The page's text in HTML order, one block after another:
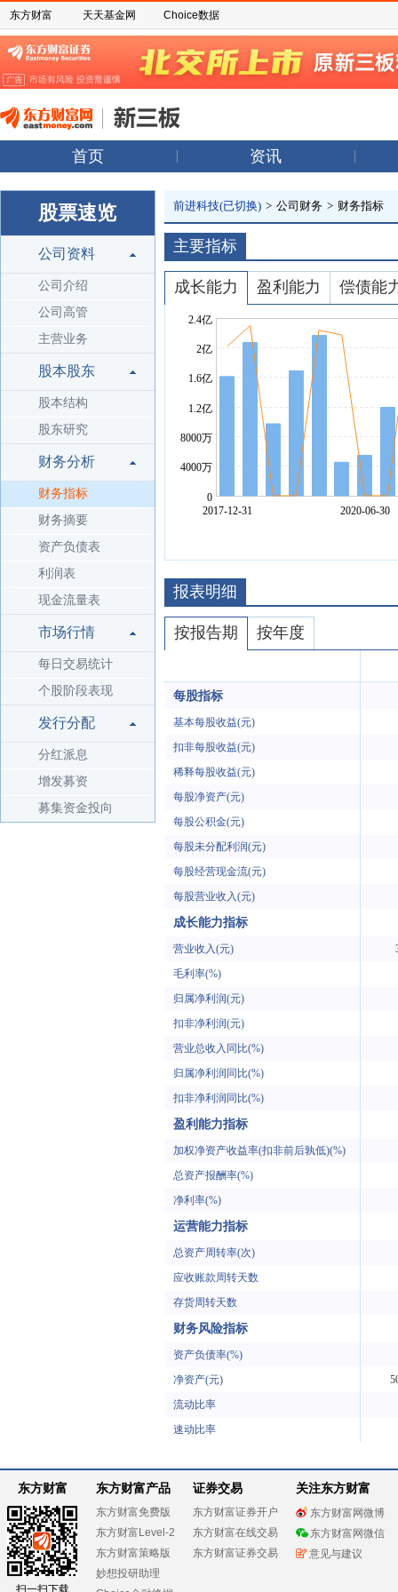
东方财富 天天基金网 Choice数据
首页 资讯
股票速览
公司资料
公司介绍
公司高管
主营业务
股本股东
股本结构
股东研究
财务分析
财务指标
财务摘要
资产负债表
利润表
现金流量表
市场行情
每日交易统计
个股阶段表现
发行分配
分红派息
增发募资
募集资金投向
前进科技(已切换) > 公司财务 > 财务指标
主要指标
成长能力 盈利能力 偿债能
报表明细
按报告期 按年度
每股指标
基本每股收益(元)
扣非每股收益(元)
稀释每股收益(元)
每股净资产(元)
每股公积金(元)
每股未分配利润(元)
每股经营现金流(元)
每股营业收入(元)
成长能力指标
营业收入(元)
毛利率(%)
归属净利润(元)
扣非净利润(元)
营业总收入同比(%)
归属净利润同比(%)
扣非净利润同比(%)
盈利能力指标
加权净资产收益率(扣非前后孰低)(%)
总资产报酬率(%)
净利率(%)
运营能力指标
总资产周转率(次)
应收账款周转天数
存货周转天数
财务风险指标
资产负债率(%)
净资产(元)
流动比率
速动比率
东方财富 东方财富产品
东方财富免费版
东方财富Level-2
东方财富策略版
妙想投研助理
证券交易
东方财富证券开户
东方财富在线交易
东方财富证券交易
关注东方财富
东方财富网微博
东方财富网微信
意见与建议